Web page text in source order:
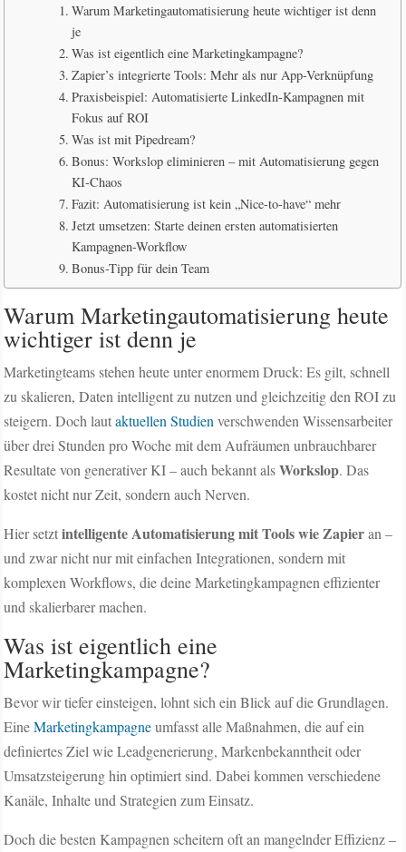
Warum Marketingautomatisierung heute wichtiger ist denn
je
Was ist eigentlich eine Marketingkampagne?
Zapier’s integrierte Tools: Mehr als nur App-Verknüpfung
Praxisbeispiel: Automatisierte LinkedIn-Kampagnen mit
Fokus auf ROI
Was ist mit Pipedream?
Bonus: Workslop eliminieren – mit Automatisierung gegen
KI-Chaos
Fazit: Automatisierung ist kein „Nice-to-have“ mehr
Jetzt umsetzen: Starte deinen ersten automatisierten
Kampagnen-Workflow
Bonus-Tipp für dein Team
Warum Marketingautomatisierung heute
wichtiger ist denn je
Marketingteams stehen heute unter enormem Druck: Es gilt, schnell
zu skalieren, Daten intelligent zu nutzen und gleichzeitig den ROI zu
steigern. Doch lautaktuellen Studien verschwenden Wissensarbeiter
über drei Stunden pro Woche mit dem Aufräumen unbrauchbarer
Resultate von generativer KI – auch bekannt alsWorkslop. Das
kostet nicht nur Zeit, sondern auch Nerven.
Hier setztintelligente Automatisierung mit Tools wie Zapieran –
und zwar nicht nur mit einfachen Integrationen, sondern mit
komplexen Workflows, die deine Marketingkampagnen effizienter
und skalierbarer machen.
Was ist eigentlich eine
Marketingkampagne?
Bevor wir tiefer einsteigen, lohnt sich ein Blick auf die Grundlagen.
EineMarketingkampagneumfasst alle Maßnahmen, die auf ein
definiertes Ziel wie Leadgenerierung, Markenbekanntheit oder
Umsatzsteigerung hin optimiert sind. Dabei kommen verschiedene
Kanäle, Inhalte und Strategien zum Einsatz.
Doch die besten Kampagnen scheitern oft an mangelnder Effizienz –